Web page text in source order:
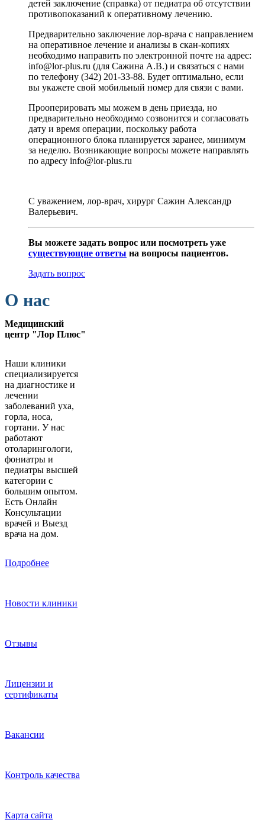
детей заключение (справка) от педиатра об отсутствии
противопоказаний к оперативному лечению.
Предварительно заключение лор-врача с направлением
на оперативное лечение и анализы в скан-копиях
необходимо направить по электронной почте на адрес:
info@lor-plus.ru (для Сажина А.В.) и связаться с нами
по телефону (342) 201-33-88. Будет оптимально, если
вы укажете свой мобильный номер для связи с вами.
Прооперировать мы можем в день приезда, но
предварительно необходимо созвонится и согласовать
дату и время операции, поскольку работа
операционного блока планируется заранее, минимум
за неделю. Возникающие вопросы можете направлять
по адресу info@lor-plus.ru
С уважением, лор-врач, хирург Сажин Александр
Валерьевич.
Вы можете задать вопрос или посмотреть уже
существующие ответы на вопросы пациентов.
Задать вопрос
О нас
Медицинский
центр "Лор Плюс"
Наши клиники
специализируется
на диагностике и
лечении
заболеваний уха,
горла, носа,
гортани. У нас
работают
отоларингологи,
фониатры и
педиатры высшей
категории с
большим опытом.
Есть Онлайн
Консультации
врачей и Выезд
врача на дом.
Подробнее
Новости клиники
Отзывы
Лицензии и
сертификаты
Вакансии
Контроль качества
Карта сайта